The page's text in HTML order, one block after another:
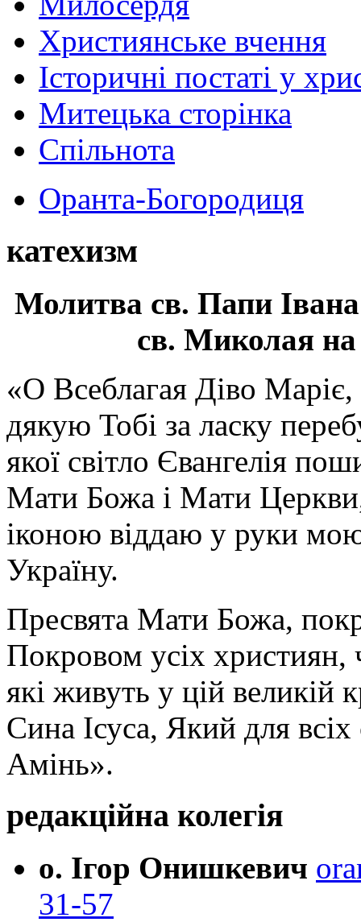
Християнське вчення
Історичні постаті у
Митецька сторінка
Спільнота
Оранта-Богородиця
катехизм
Молитва св. Папи
св. Миколая на
«О Всеблагая Діво
дякую Тобі за ласку
якої світло Євангелія
Мати Божа і Мати
іконою віддаю у руки
Україну.
Пресвята Мати Божа,
Покровом усіх християн,
які живуть у цій великій
Сина Ісуса, Який для
Амінь».
редакційна колегія
о. Ігор Онишкевич
31-57